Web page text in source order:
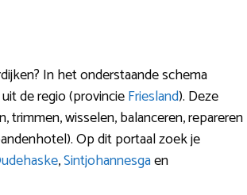
In het onderstaande schema
de regio (provincieFriesland). Deze
trimmen, wisselen, balanceren, repareren
Op dit portaal zoek je
,Sintjohannesgaen